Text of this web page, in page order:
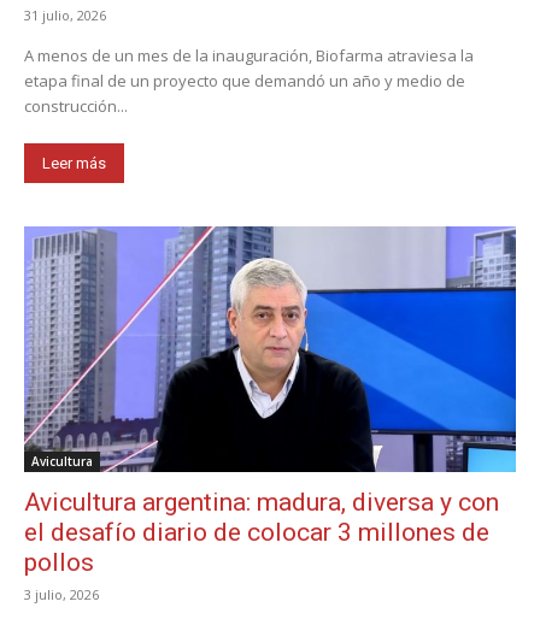
31 julio, 2026
A menos de un mes de la inauguración, Biofarma atraviesa la
etapa final de un proyecto que demandó un año y medio de
construcción...
Leer más
Avicultura
Avicultura argentina: madura, diversa y con
el desafío diario de colocar 3 millones de
pollos
3 julio, 2026